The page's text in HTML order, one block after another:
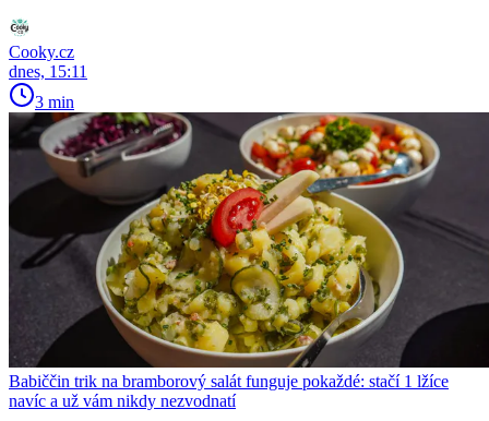
Cooky.cz
dnes, 15:11
3 min
Babiččin trik na bramborový salát funguje pokaždé: stačí 1 lžíce
navíc a už vám nikdy nezvodnatí